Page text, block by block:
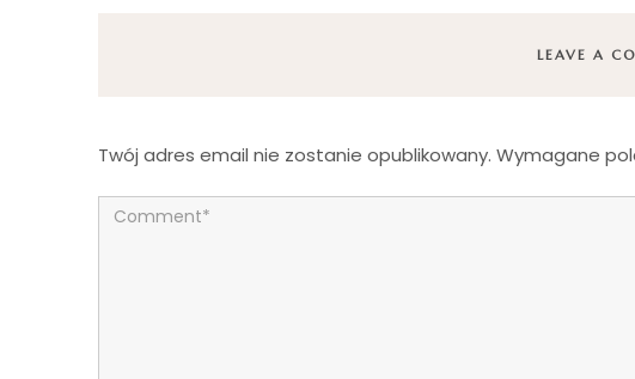
LEAVE A
Twój adres email nie zostanie opublikowany. Wymagane